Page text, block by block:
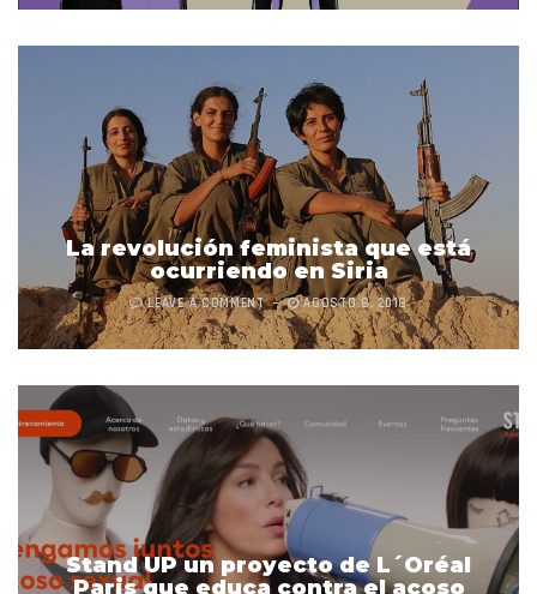
La revolución feminista que está
ocurriendo en Siria
LEAVE A COMMENT AGOSTO 8, 2018
Stand UP un proyecto de L´Oréal
Paris que educa contra el acoso